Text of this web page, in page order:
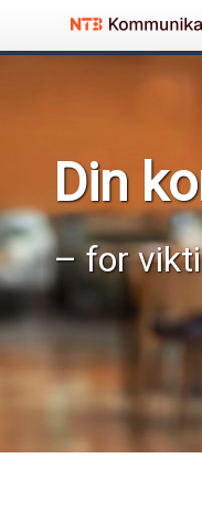
Din
– for